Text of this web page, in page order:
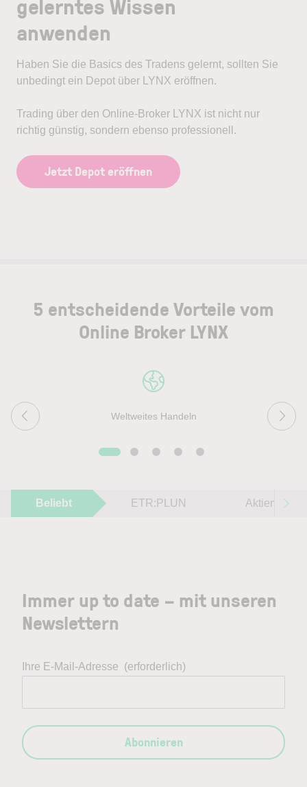
anwenden
Haben Sie die Basics des Tradens gelernt, sollten Sie
unbedingt ein Depot über LYNX eröffnen.
Trading über den Online-Broker LYNX ist nicht nur
richtig günstig, sondern ebenso professionell.
Jetzt Depot eröffnen
5 entscheidende Vorteile vom
Online Broker LYNX
Weltweites Handeln
Beliebt ETR:PLUN Aktien im
Immer up to date – mit unseren
Newslettern
Ihre E-Mail-Adresse (erforderlich)
Abonnieren